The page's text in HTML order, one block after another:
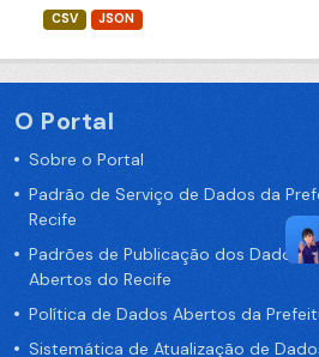
CSV JSON
O Portal
Sobre o Portal
Padrão de Serviço de Dados da
Recife
Padrões de Publicação dos Dados
Abertos do Recife
Política de Dados Abertos da
Sistemática de Atualização de